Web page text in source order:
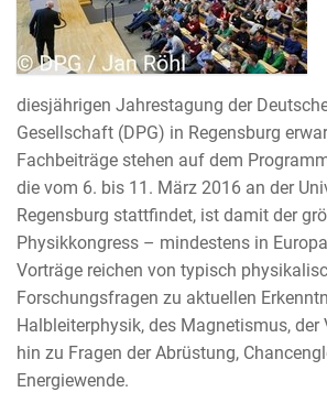
diesjährigen Jahrestagung der
Gesellschaft (DPG) in Regensburg
Fachbeiträge stehen auf dem
die vom 6. bis 11. März 2016 an der
Regensburg stattfindet, ist damit der
Physikkongress – mindestens in
Vorträge reichen von typisch
Forschungsfragen zu aktuellen
Halbleiterphysik, des Magnetismus,
hin zu Fragen der Abrüstung,
Energiewende.